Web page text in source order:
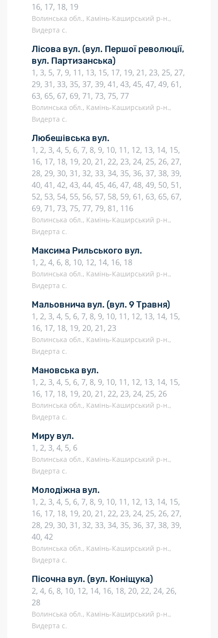
16, 17, 18, 19
Волинська обл., Камінь-Каширський р-н.,
Видерта с.
Лісова вул. (вул. Першої революції,
вул. Партизанська)
1, 3, 5, 7, 9, 11, 13, 15, 17, 19, 21, 23, 25, 27,
29, 31, 33, 35, 37, 39, 41, 43, 45, 47, 49, 61,
63, 65, 67, 69, 71, 73, 75, 77
Волинська обл., Камінь-Каширський р-н.,
Видерта с.
Любешівська вул.
1, 2, 3, 4, 5, 6, 7, 8, 9, 10, 11, 12, 13, 14, 15,
16, 17, 18, 19, 20, 21, 22, 23, 24, 25, 26, 27,
28, 29, 30, 31, 32, 33, 34, 35, 36, 37, 38, 39,
40, 41, 42, 43, 44, 45, 46, 47, 48, 49, 50, 51,
52, 53, 54, 55, 56, 57, 58, 59, 61, 63, 65, 67,
69, 71, 73, 75, 77, 79, 81, 116
Волинська обл., Камінь-Каширський р-н.,
Видерта с.
Максима Рильського вул.
1, 2, 4, 6, 8, 10, 12, 14, 16, 18
Волинська обл., Камінь-Каширський р-н.,
Видерта с.
Мальовнича вул. (вул. 9 Травня)
1, 2, 3, 4, 5, 6, 7, 8, 9, 10, 11, 12, 13, 14, 15,
16, 17, 18, 19, 20, 21, 23
Волинська обл., Камінь-Каширський р-н.,
Видерта с.
Мановська вул.
1, 2, 3, 4, 5, 6, 7, 8, 9, 10, 11, 12, 13, 14, 15,
16, 17, 18, 19, 20, 21, 22, 23, 24, 25, 26
Волинська обл., Камінь-Каширський р-н.,
Видерта с.
Миру вул.
1, 2, 3, 4, 5, 6
Волинська обл., Камінь-Каширський р-н.,
Видерта с.
Молодіжна вул.
1, 2, 3, 4, 5, 6, 7, 8, 9, 10, 11, 12, 13, 14, 15,
16, 17, 18, 19, 20, 21, 22, 23, 24, 25, 26, 27,
28, 29, 30, 31, 32, 33, 34, 35, 36, 37, 38, 39,
40, 42
Волинська обл., Камінь-Каширський р-н.,
Видерта с.
Пісочна вул. (вул. Коніщука)
2, 4, 6, 8, 10, 12, 14, 16, 18, 20, 22, 24, 26,
28
Волинська обл., Камінь-Каширський р-н.,
Видерта с.